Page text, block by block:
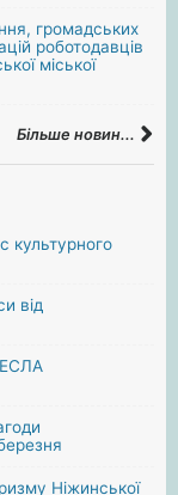
громадських
роботодавців
міської
Більше новин...
культурного
від
Ніжинської